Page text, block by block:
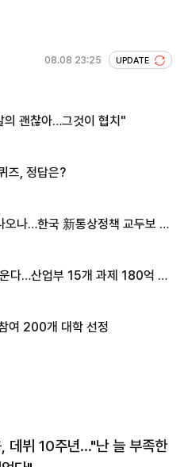
08.08 23:25 UPDATE
괜찮아…그것이 협치"
즈, 정답은?
오나…한국 新통상정책 교두보 활
다…산업부 15개 과제 180억 지
여 200개 대학 선정
데뷔 10주년…"난 늘 부족한